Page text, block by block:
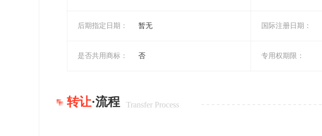
后期指定日期： 暂无 国际注册日期：
是否共用商标： 否 专用权期限：
转让·流程 Transfer Process